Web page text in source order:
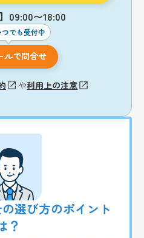
09:00〜18:00
でも受付中
ルで問合せ
や利用上の注意
選び方のポイント
？